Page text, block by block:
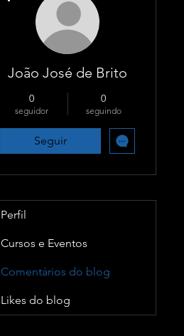
João José de Brito
0
seguidor
0
seguindo
Seguir
Perfil
Cursos e Eventos
Comentários do blog
Likes do blog